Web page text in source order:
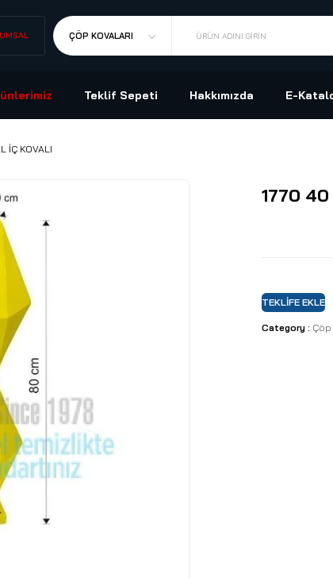
ÇÖP KOVALARI ÜRÜN ADINI GIRIN
Teklif Sepeti Hakkımızda E-
İÇ KOVALI
1770 40
TEKLIFE EKLE
Category : Çöp